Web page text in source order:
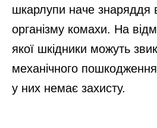
шкарлупи наче знаряддя
організму комахи. На
якої шкідники можуть
механічного
у них немає захисту.